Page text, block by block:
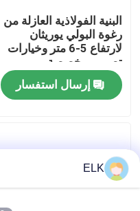
اتصل بنا
أخبار
اطلب اقتباس
البنية الفولاذية العازلة من
رغوة البولي يوريثان
لارتفاع 5-6 متر وخيارات
تصميم مخصصة
إرسال استفسار
ELK